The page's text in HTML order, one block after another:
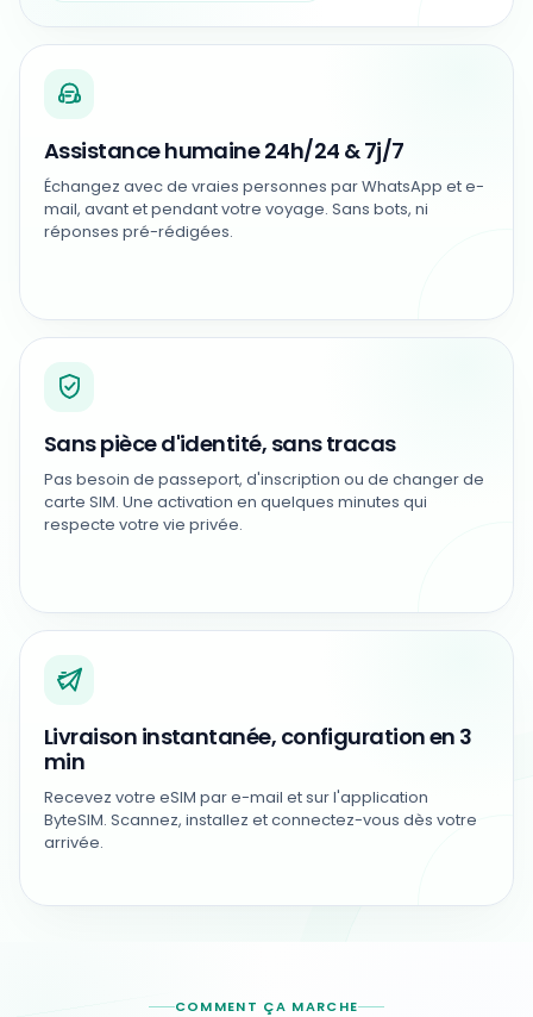
Assistance humaine 24h/24 & 7j/7
Échangez avec de vraies personnes par WhatsApp et e-
mail, avant et pendant votre voyage. Sans bots, ni
réponses pré-rédigées.
Sans pièce d'identité, sans tracas
Pas besoin de passeport, d'inscription ou de changer de
carte SIM. Une activation en quelques minutes qui
respecte votre vie privée.
Livraison instantanée, configuration en 3
min
Recevez votre eSIM par e-mail et sur l'application
ByteSIM. Scannez, installez et connectez-vous dès votre
arrivée.
COMMENT ÇA MARCHE